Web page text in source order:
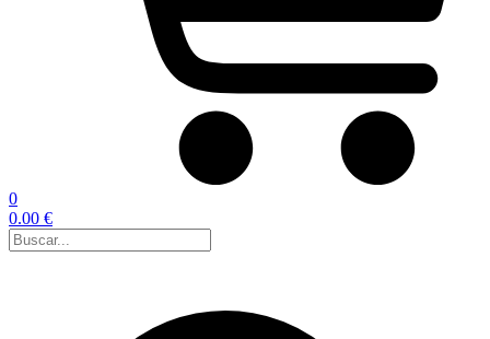
0
0.00 €